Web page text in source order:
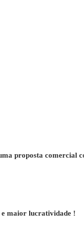
proposta comercial
e maior lucratividade !